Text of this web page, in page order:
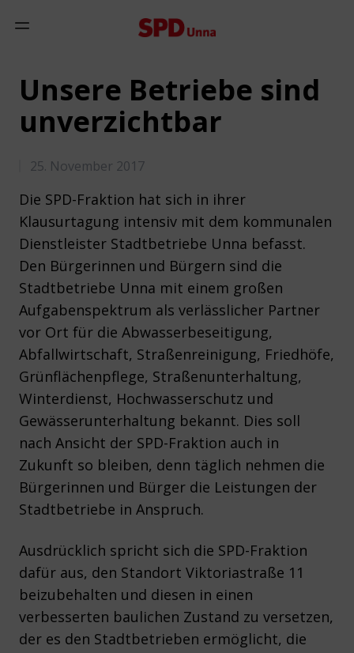
Mobiles Menü anzeigen
Unsere Betriebe sind
unverzichtbar
25. November 2017
Die SPD-Fraktion hat sich in ihrer
Klausurtagung intensiv mit dem kommunalen
Dienstleister Stadtbetriebe Unna befasst.
Den Bürgerinnen und Bürgern sind die
Stadtbetriebe Unna mit einem großen
Aufgabenspektrum als verlässlicher Partner
vor Ort für die Abwasserbeseitigung,
Abfallwirtschaft, Straßenreinigung, Friedhöfe,
Grünflächenpflege, Straßenunterhaltung,
Winterdienst, Hochwasserschutz und
Gewässerunterhaltung bekannt. Dies soll
nach Ansicht der SPD-Fraktion auch in
Zukunft so bleiben, denn täglich nehmen die
Bürgerinnen und Bürger die Leistungen der
Stadtbetriebe in Anspruch.
Ausdrücklich spricht sich die SPD-Fraktion
dafür aus, den Standort Viktoriastraße 11
beizubehalten und diesen in einen
verbesserten baulichen Zustand zu versetzen,
der es den Stadtbetrieben ermöglicht, die